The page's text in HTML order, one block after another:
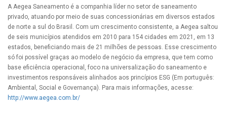
A Aegea Saneamento é a companhia líder no setor de saneamento
privado, atuando por meio de suas concessionárias em diversos estados
de norte a sul do Brasil. Com um crescimento consistente, a Aegea saltou
de seis municípios atendidos em 2010 para 154 cidades em 2021, em 13
estados, beneficiando mais de 21 milhões de pessoas. Esse crescimento
só foi possível graças ao modelo de negócio da empresa, que tem como
base eficiência operacional, foco na universalização do saneamento e
investimentos responsáveis alinhados aos princípios ESG (Em português:
Ambiental, Social e Governança). Para mais informações, acesse:
http://www.aegea.com.br/